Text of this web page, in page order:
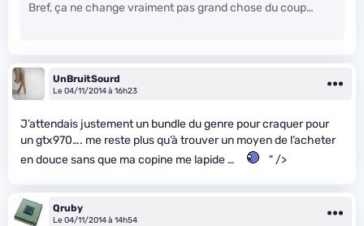
Bref, ça ne change vraiment pas grand chose du coup…
UnBruitSourd
Le 04/11/2014 à 16h23
J’attendais justement un bundle du genre pour craquer pour
un gtx970…. me reste plus qu’à trouver un moyen de l’acheter
en douce sans que ma copine me lapide …
" />
Qruby
Le 04/11/2014 à 14h54